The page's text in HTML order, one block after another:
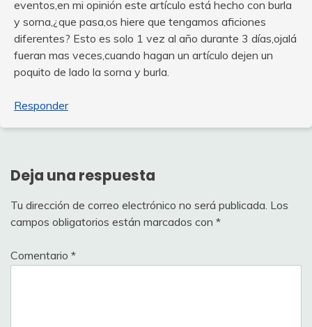
eventos,en mi opinión este artículo está hecho con burla
y sorna,¿que pasa,os hiere que tengamos aficiones
diferentes? Esto es solo 1 vez al año durante 3 días,ojalá
fueran mas veces,cuando hagan un artículo dejen un
poquito de lado la sorna y burla.
Responder
Deja una respuesta
Tu dirección de correo electrónico no será publicada. Los
campos obligatorios están marcados con *
Comentario *